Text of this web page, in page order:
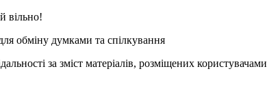
вільно!
обміну думками та спілкування
за зміст матеріалів, розміщених користувачами